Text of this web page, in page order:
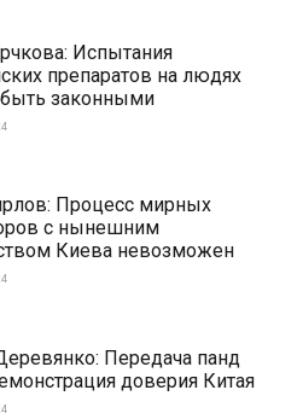
Испытания
препаратов на людях
законными
Процесс мирных
с нынешним
Киева невозможен
Передача панд
доверия Китая